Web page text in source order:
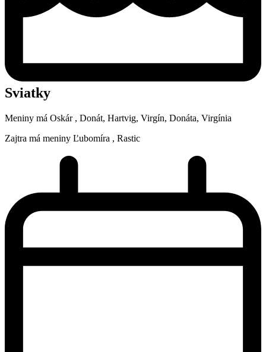
Sviatky
Meniny má Oskár , Donát, Hartvig, Virgín, Donáta, Virgínia
Zajtra má meniny Ľubomíra , Rastic